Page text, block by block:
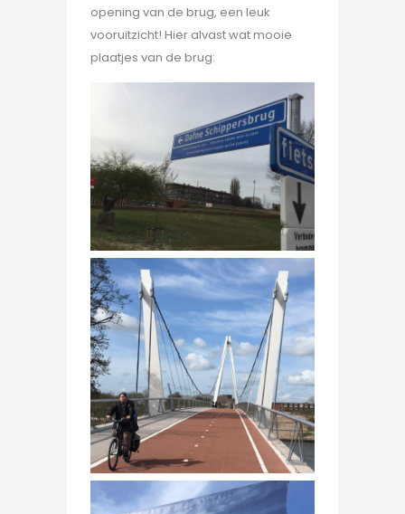
opening van de brug, een leuk
vooruitzicht! Hier alvast wat mooie
plaatjes van de brug: